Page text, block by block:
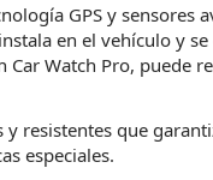
GPS y sensores
en el vehículo y se
Watch Pro, puede
resistentes que
especiales.